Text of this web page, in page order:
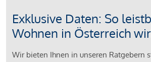
Exklusive Daten: So
Wohnen in Österreich
Wir bieten Ihnen in unseren Ratgebern